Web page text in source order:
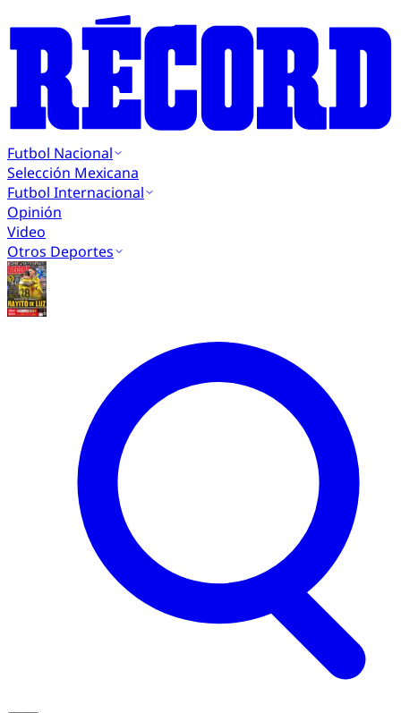
Futbol Nacional
Selección Mexicana
Futbol Internacional
Opinión
Video
Otros Deportes